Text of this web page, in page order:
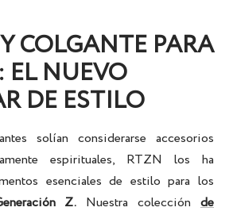
COLGANTE PARA
EL NUEVO
DE ESTILO
solían considerarse accesorios
espirituales, RTZN los ha
esenciales de estilo para los
Z. Nuestra colecciónde